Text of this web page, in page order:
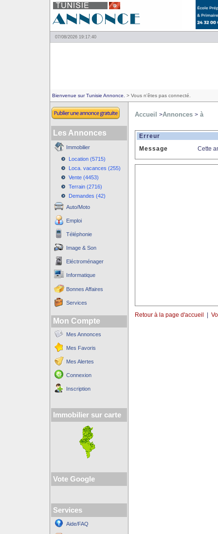
07/08/2026 19:17:40
Bienvenue sur Tunisie Annonce. > Vous n'êtes pas connecté.
Les Annonces
Immobilier
Location (5715)
Loca. vacances (255)
Vente (4453)
Terrain (2716)
Demandes (42)
Auto/Moto
Emploi
Téléphonie
Image & Son
Eléctroménager
Informatique
Bonnes Affaires
Services
Mon Compte
Mes Annonces
Mes Favoris
Mes Alertes
Connexion
Inscription
Immobilier sur carte
Vote Google
Services
Aide/FAQ
Accueil >Annonces >à
Erreur
Message
Cette
Retour à la page d'accueil